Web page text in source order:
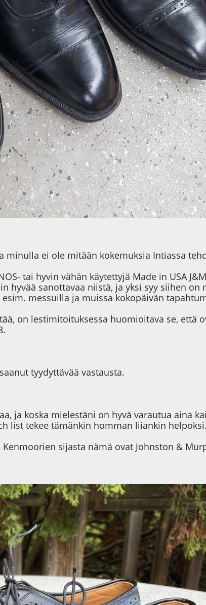
ei ole mitään kokemuksia Intiassa
tai hyvin vähän käytettyjä Made in USA
sanottavaa niistä, ja yksi syy siihen on
messuilla ja muissa kokopäivän
on lestimitoituksessa huomioitava se, että
tyydyttävää vastausta.
ja koska mielestäni on hyvä varautua aina
list tekee tämänkin homman liiankin helpoksi.
sijasta nämä ovat Johnston &